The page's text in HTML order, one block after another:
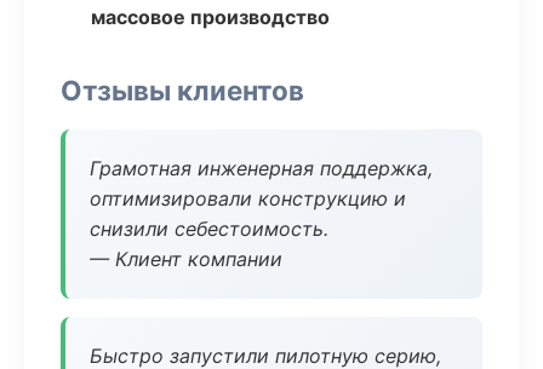
массовое производство
Отзывы клиентов
Грамотная инженерная поддержка,
оптимизировали конструкцию и
снизили себестоимость.
— Клиент компании
Быстро запустили пилотную серию,